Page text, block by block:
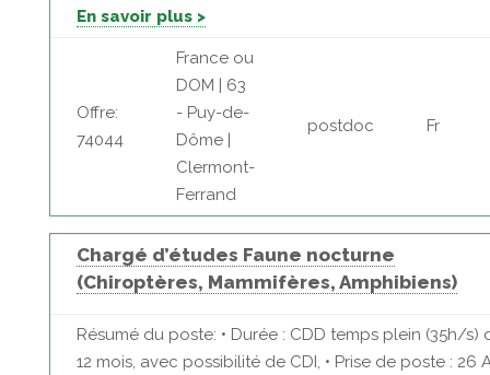
En savoir plus >
Offre:
74044
France ou
DOM | 63
- Puy-de-
Dôme |
Clermont-
Ferrand
postdoc Fr
Chargé d’études Faune nocturne
(Chiroptères, Mammifères, Amphibiens)
Résumé du poste: • Durée : CDD temps plein (35h/s)
12 mois, avec possibilité de CDI, • Prise de poste : 26